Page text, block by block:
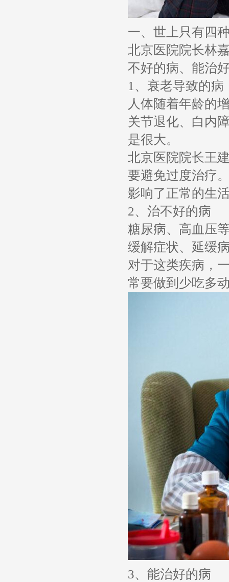
一、世上只有四
北京医院院长林
不好的病、能治
1、衰老导致的病
人体随着年龄的
关节退化、白内
是很大。
北京医院院长王
要避免过度治疗
影响了正常的生
2、治不好的病
糖尿病、高血压
缓解症状、延缓
对于这类疾病，
常要做到少吃多
3、能治好的病